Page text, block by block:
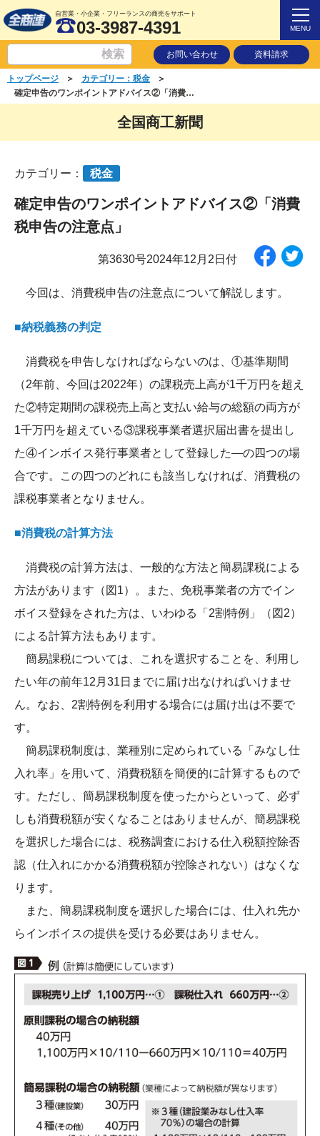
自営業・小企業・フリーランスの商売をサポート
03-3987-4391 MENU
お問い合わせ 資料請求
トップページ ＞ カテゴリー：税金
＞
確定申告のワンポイントアドバイス②「消費税申告の注意点」
全国商工新聞
カテゴリー： 税金
確定申告のワンポイントアドバイス②「消費
税申告の注意点」
第3630号2024年12月2日付
今回は、消費税申告の注意点について解説します。
■納税義務の判定
消費税を申告しなければならないのは、①基準期間
（2年前、今回は2022年）の課税売上高が1千万円を超え
た②特定期間の課税売上高と支払い給与の総額の両方が
1千万円を超えている③課税事業者選択届出書を提出し
た④インボイス発行事業者として登録した―の四つの場
合です。この四つのどれにも該当しなければ、消費税の
課税事業者となりません。
■消費税の計算方法
消費税の計算方法は、一般的な方法と簡易課税による
方法があります（図1）。また、免税事業者の方でイン
ボイス登録をされた方は、いわゆる「2割特例」（図2）
による計算方法もあります。
簡易課税については、これを選択することを、利用し
たい年の前年12月31日までに届け出なければいけませ
ん。なお、2割特例を利用する場合には届け出は不要で
す。
簡易課税制度は、業種別に定められている「みなし仕
入れ率」を用いて、消費税額を簡便的に計算するもので
す。ただし、簡易課税制度を使ったからといって、必ず
しも消費税額が安くなることはありませんが、簡易課税
を選択した場合には、税務調査における仕入税額控除否
認（仕入れにかかる消費税額が控除されない）はなくな
ります。
また、簡易課税制度を選択した場合には、仕入れ先か
らインボイスの提供を受ける必要はありません。